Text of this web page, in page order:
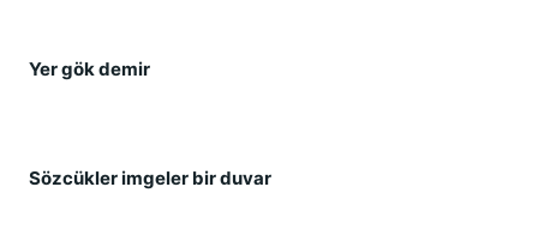
Yer gök demir
Sözcükler imgeler bir duvar